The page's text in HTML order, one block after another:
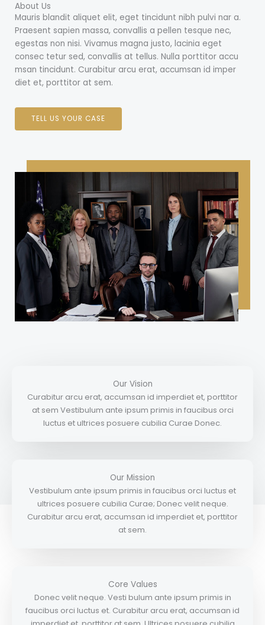
About Us
Mauris blandit aliquet elit, eget tincidunt nibh pulvi nar a.
Praesent sapien massa, convallis a pellen tesque nec,
egestas non nisi. Vivamus magna justo, lacinia eget
consec tetur sed, convallis at tellus. Nulla porttitor accu
msan tincidunt. Curabitur arcu erat, accumsan id imper
diet et, porttitor at sem.
TELL US YOUR CASE
Our Vision
Curabitur arcu erat, accumsan id imperdiet et, porttitor
at sem Vestibulum ante ipsum primis in faucibus orci
luctus et ultrices posuere cubilia Curae Donec.
Our Mission
Vestibulum ante ipsum primis in faucibus orci luctus et
ultrices posuere cubilia Curae; Donec velit neque.
Curabitur arcu erat, accumsan id imperdiet et, porttitor
at sem.
Core Values
Donec velit neque. Vesti bulum ante ipsum primis in
faucibus orci luctus et. Curabitur arcu erat, accumsan id